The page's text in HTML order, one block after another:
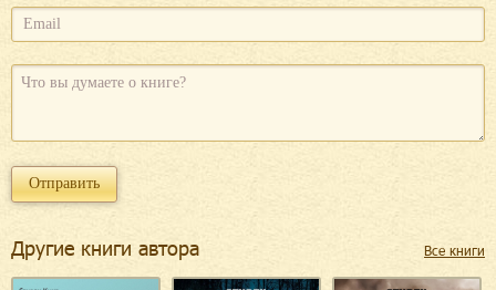
Другие книги автора Все книги